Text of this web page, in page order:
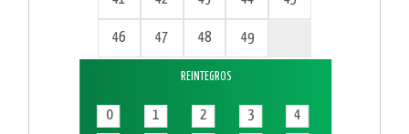
46 47 48 49
REINTEGROS
0 1 2 3
4